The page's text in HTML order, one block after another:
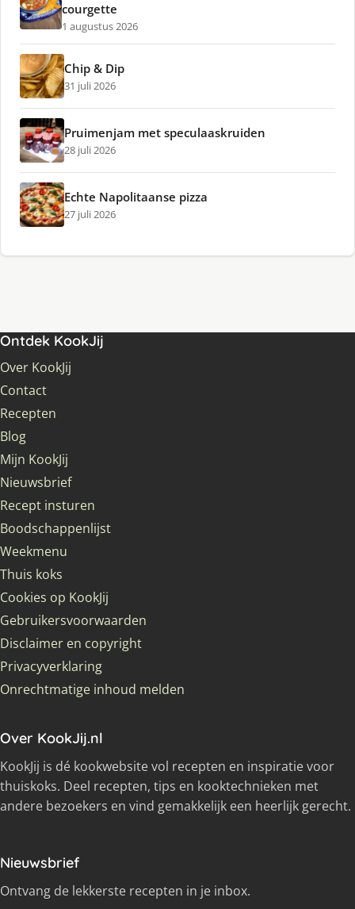
courgette
1 augustus 2026
Chip & Dip
31 juli 2026
Pruimenjam met speculaaskruiden
28 juli 2026
Echte Napolitaanse pizza
27 juli 2026
Ontdek KookJij
Over KookJij
Contact
Recepten
Blog
Mijn KookJij
Nieuwsbrief
Recept insturen
Boodschappenlijst
Weekmenu
Thuis koks
Cookies op KookJij
Gebruikersvoorwaarden
Disclaimer en copyright
Privacyverklaring
Onrechtmatige inhoud melden
Over KookJij.nl
KookJij is dé kookwebsite vol recepten en inspiratie voor
thuiskoks. Deel recepten, tips en kooktechnieken met
andere bezoekers en vind gemakkelijk een heerlijk gerecht.
Nieuwsbrief
Ontvang de lekkerste recepten in je inbox.